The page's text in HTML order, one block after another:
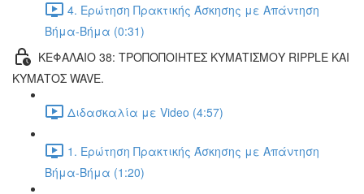
4. Ερώτηση Πρακτικής Άσκησης με Απάντηση
Βήμα-Βήμα (0:31)
ΚΕΦΑΛΑΙΟ 38: ΤΡΟΠΟΠΟΙΗΤΕΣ ΚΥΜΑΤΙΣΜΟΥ RIPPLE ΚΑΙ
ΚΥΜΑΤΟΣ WAVE.
Διδασκαλία με Video (4:57)
1. Ερώτηση Πρακτικής Άσκησης με Απάντηση
Βήμα-Βήμα (1:20)